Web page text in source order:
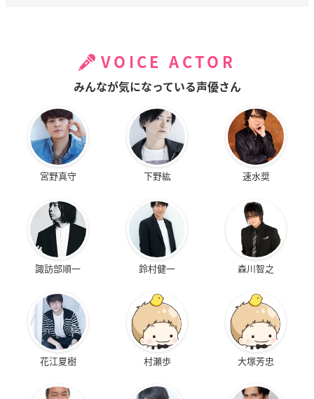
VOICE ACTOR
みんなが気になっている声優さん
宮野真守 下野紘 速水奨
諏訪部順一 鈴村健一 森川智之
花江夏樹 村瀬歩 大塚芳忠